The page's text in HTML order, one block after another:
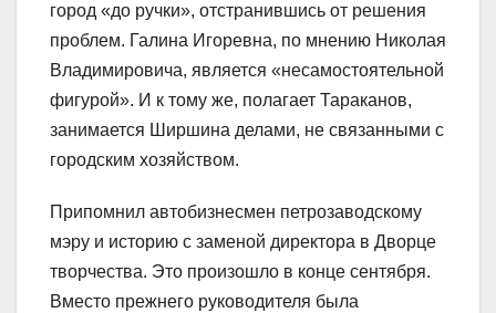
город «до ручки», отстранившись от решения
проблем. Галина Игоревна, по мнению Николая
Владимировича, является «несамостоятельной
фигурой». И к тому же, полагает Тараканов,
занимается Ширшина делами, не связанными с
городским хозяйством.
Припомнил автобизнесмен петрозаводскому
мэру и историю с заменой директора в Дворце
творчества. Это произошло в конце сентября.
Вместо прежнего руководителя была